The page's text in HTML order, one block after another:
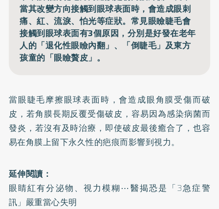
當其改變方向接觸到眼球表面時，會造成眼刺
痛、紅、流淚、怕光等症狀。常見眼瞼睫毛會
接觸到眼球表面有3個原因，分別是好發在老年
人的「退化性眼瞼內翻」、「倒睫毛」及東方
孩童的「眼瞼贅皮」。
當眼睫毛摩擦眼球表面時，會造成眼角膜受傷而破
皮，若角膜長期反覆受傷破皮，容易因為感染病菌而
發炎，若沒有及時治療，即使破皮最後癒合了，也容
易在角膜上留下永久性的疤痕而影響到視力。
延伸閱讀：
眼睛紅有分泌物、視力模糊⋯醫揭恐是「3急症警
訊」嚴重當心失明